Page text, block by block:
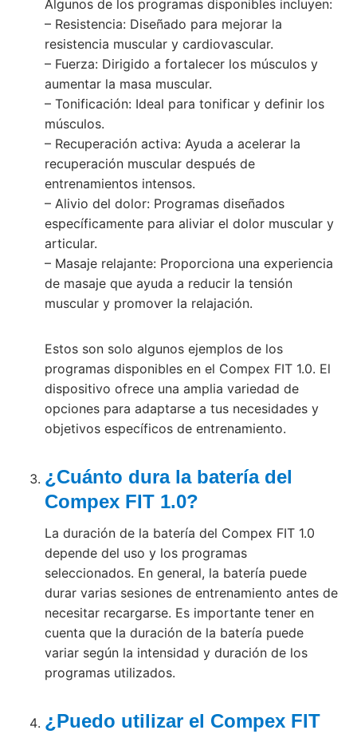
Algunos de los programas disponibles incluyen:
– Resistencia: Diseñado para mejorar la
resistencia muscular y cardiovascular.
– Fuerza: Dirigido a fortalecer los músculos y
aumentar la masa muscular.
– Tonificación: Ideal para tonificar y definir los
músculos.
– Recuperación activa: Ayuda a acelerar la
recuperación muscular después de
entrenamientos intensos.
– Alivio del dolor: Programas diseñados
específicamente para aliviar el dolor muscular y
articular.
– Masaje relajante: Proporciona una experiencia
de masaje que ayuda a reducir la tensión
muscular y promover la relajación.
Estos son solo algunos ejemplos de los
programas disponibles en el Compex FIT 1.0. El
dispositivo ofrece una amplia variedad de
opciones para adaptarse a tus necesidades y
objetivos específicos de entrenamiento.
¿Cuánto dura la batería del
Compex FIT 1.0?
La duración de la batería del Compex FIT 1.0
depende del uso y los programas
seleccionados. En general, la batería puede
durar varias sesiones de entrenamiento antes de
necesitar recargarse. Es importante tener en
cuenta que la duración de la batería puede
variar según la intensidad y duración de los
programas utilizados.
¿Puedo utilizar el Compex FIT